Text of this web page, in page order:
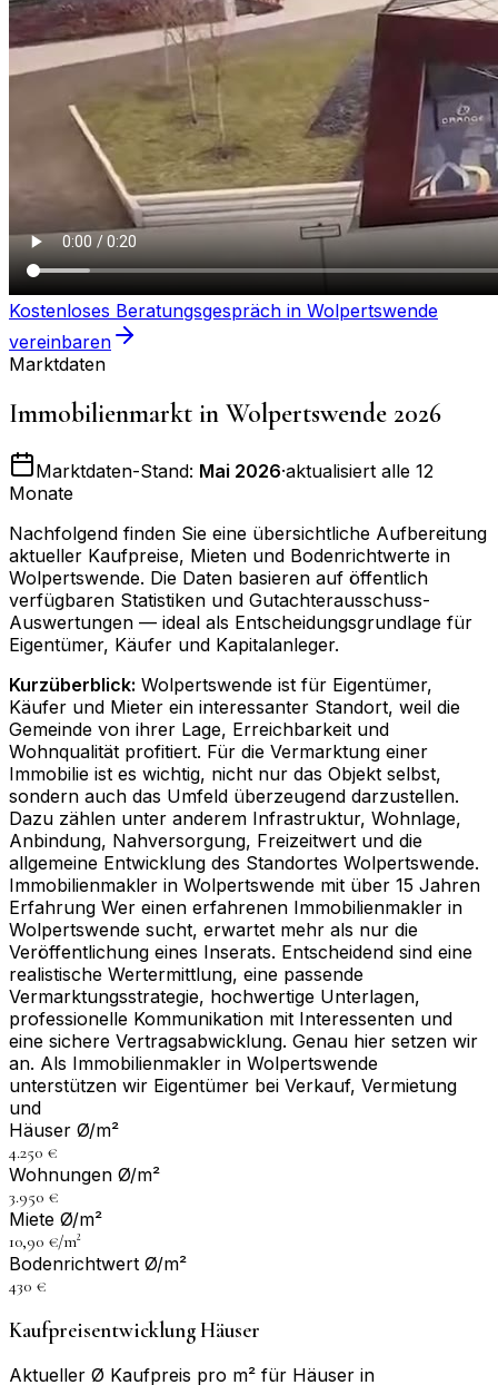
Kostenloses Beratungsgespräch in Wolpertswende
vereinbaren
Marktdaten
Immobilienmarkt in Wolpertswende 2026
Marktdaten-Stand: Mai 2026·aktualisiert alle 12
Monate
Nachfolgend finden Sie eine übersichtliche Aufbereitung
aktueller Kaufpreise, Mieten und Bodenrichtwerte in
Wolpertswende. Die Daten basieren auf öffentlich
verfügbaren Statistiken und Gutachterausschuss-
Auswertungen — ideal als Entscheidungsgrundlage für
Eigentümer, Käufer und Kapitalanleger.
Kurzüberblick: Wolpertswende ist für Eigentümer,
Käufer und Mieter ein interessanter Standort, weil die
Gemeinde von ihrer Lage, Erreichbarkeit und
Wohnqualität profitiert. Für die Vermarktung einer
Immobilie ist es wichtig, nicht nur das Objekt selbst,
sondern auch das Umfeld überzeugend darzustellen.
Dazu zählen unter anderem Infrastruktur, Wohnlage,
Anbindung, Nahversorgung, Freizeitwert und die
allgemeine Entwicklung des Standortes Wolpertswende.
Immobilienmakler in Wolpertswende mit über 15 Jahren
Erfahrung Wer einen erfahrenen Immobilienmakler in
Wolpertswende sucht, erwartet mehr als nur die
Veröffentlichung eines Inserats. Entscheidend sind eine
realistische Wertermittlung, eine passende
Vermarktungsstrategie, hochwertige Unterlagen,
professionelle Kommunikation mit Interessenten und
eine sichere Vertragsabwicklung. Genau hier setzen wir
an. Als Immobilienmakler in Wolpertswende
unterstützen wir Eigentümer bei Verkauf, Vermietung
und
Häuser Ø/m²
4.250 €
Wohnungen Ø/m²
3.950 €
Miete Ø/m²
10,90 €/m²
Bodenrichtwert Ø/m²
430 €
Kaufpreisentwicklung Häuser
Aktueller Ø Kaufpreis pro m² für Häuser in